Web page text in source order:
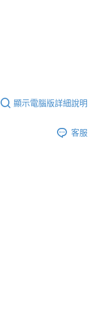
顯示電腦版詳細說明
客服